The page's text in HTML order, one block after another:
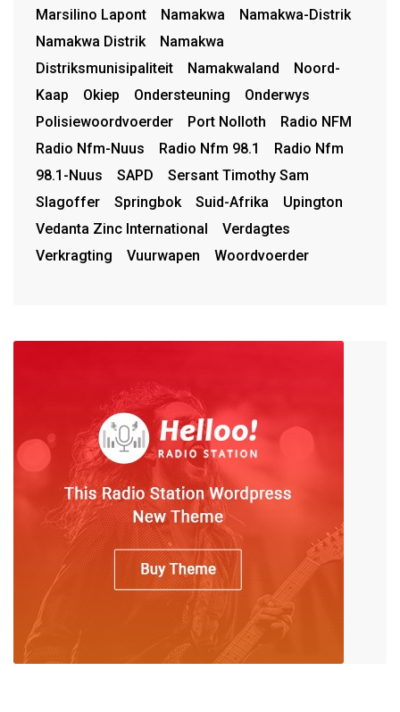
Marsilino Lapont
Namakwa
Namakwa-Distrik
Namakwa Distrik
Namakwa
Distriksmunisipaliteit
Namakwaland
Noord-
Kaap
Okiep Ondersteuning
Onderwys
Polisiewoordvoerder
Port Nolloth
Radio NFM
Radio Nfm-Nuus
Radio Nfm 98.1
Radio Nfm
98.1-Nuus
SAPD
Sersant Timothy Sam
Slagoffer
Springbok Suid-Afrika
Upington
Vedanta Zinc International
Verdagtes
Verkragting
Vuurwapen Woordvoerder